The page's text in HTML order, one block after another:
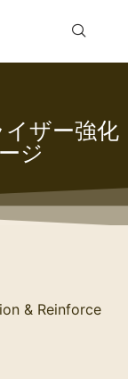
ザー強化
ジ
& Reinforce